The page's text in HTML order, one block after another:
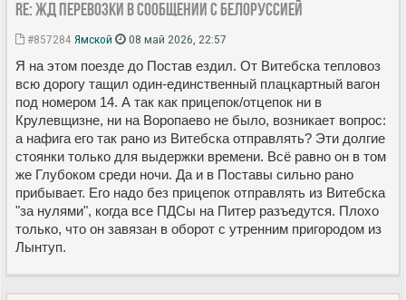
Re: ЖД перевозки в сообщении с Белоруссией
#857284 Ямской 08 май 2026, 22:57
Я на этом поезде до Постав ездил. От Витебска тепловоз
всю дорогу тащил один-единственный плацкартный вагон
под номером 14. А так как прицепок/отцепок ни в
Крулевщизне, ни на Воропаево не было, возникает вопрос:
а нафига его так рано из Витебска отправлять? Эти долгие
стоянки только для выдержки времени. Всё равно он в том
же Глубоком среди ночи. Да и в Поставы сильно рано
прибывает. Его надо без прицепок отправлять из Витебска
"за нулями", когда все ПДСы на Питер разъедутся. Плохо
только, что он завязан в оборот с утренним пригородом из
Лынтуп.